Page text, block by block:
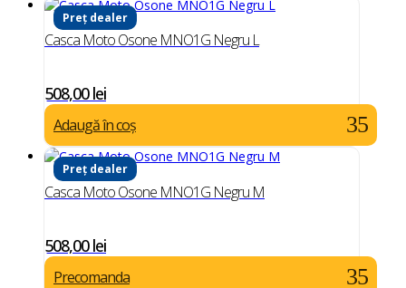
Preț dealer
Casca Moto Osone MNO1G Negru L
508,00lei
Adaugă în coș
Preț dealer
Casca Moto Osone MNO1G Negru M
508,00lei
Precomanda